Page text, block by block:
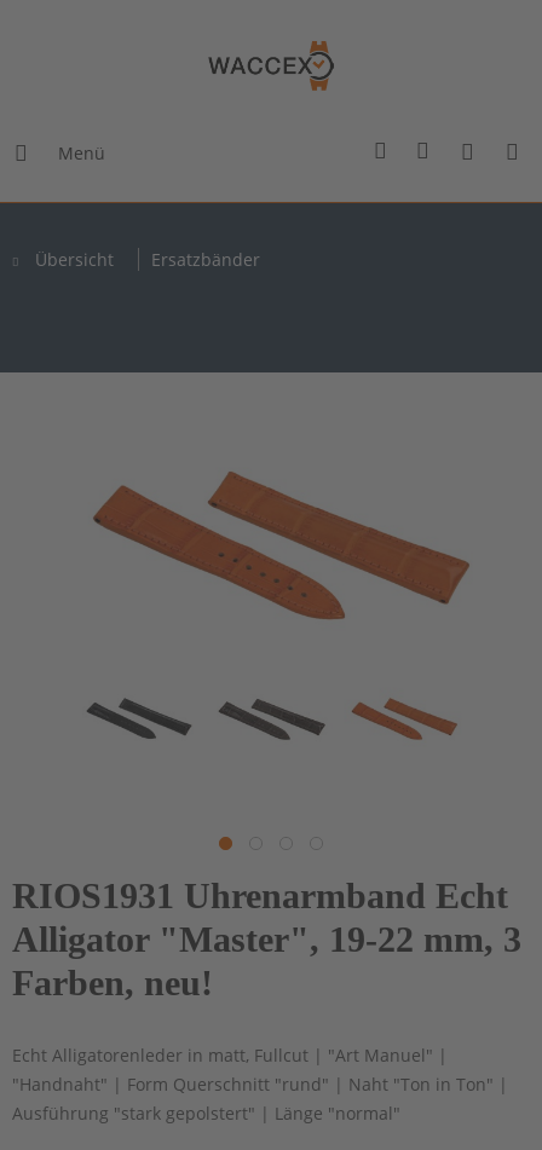
Menü
Übersicht Ersatzbänder
RIOS1931 Uhrenarmband Echt
Alligator "Master", 19-22 mm, 3
Farben, neu!
Echt Alligatorenleder in matt, Fullcut | "Art Manuel" |
"Handnaht" | Form Querschnitt "rund" | Naht "Ton in Ton" |
Ausführung "stark gepolstert" | Länge "normal"